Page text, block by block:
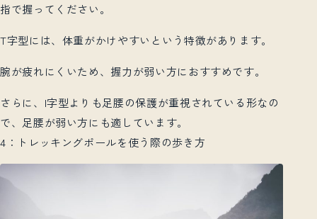
指で握ってください。
T字型には、体重がかけやすいという特徴があります。
腕が疲れにくいため、握力が弱い方におすすめです。
さらに、I字型よりも足腰の保護が重視されている形なの
で、足腰が弱い方にも適しています。
4：トレッキングポールを使う際の歩き方